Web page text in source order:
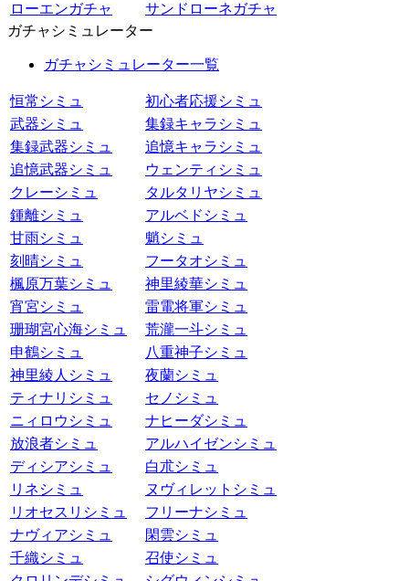
ローエンガチャ
サンドローネガチャ
ガチャシミュレーター
ガチャシミュレーター一覧
恒常シミュ
初心者応援シミュ
武器シミュ
集録キャラシミュ
集録武器シミュ
追憶キャラシミュ
追憶武器シミュ
ウェンティシミュ
クレーシミュ
タルタリヤシミュ
鍾離シミュ
アルベドシミュ
甘雨シミュ
魈シミュ
刻晴シミュ
フータオシミュ
楓原万葉シミュ
神里綾華シミュ
宵宮シミュ
雷電将軍シミュ
珊瑚宮心海シミュ
荒瀧一斗シミュ
申鶴シミュ
八重神子シミュ
神里綾人シミュ
夜蘭シミュ
ティナリシミュ
セノシミュ
ニィロウシミュ
ナヒーダシミュ
放浪者シミュ
アルハイゼンシミュ
ディシアシミュ
白朮シミュ
リネシミュ
ヌヴィレットシミュ
リオセスリシミュ
フリーナシミュ
ナヴィアシミュ
閑雲シミュ
千織シミュ
召使シミュ